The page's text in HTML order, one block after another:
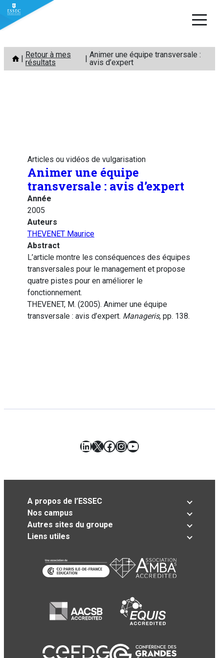
Aller
contenu
Retour à mes
résultats
Animer une équipe transversale :
avis d’expert
Articles ou vidéos de vulgarisation
Animer une équipe
transversale : avis d’expert
Année
2005
Auteurs
THEVENET Maurice
Abstract
L’article montre les conséquences des équipes
transversales pour le management et propose
quatre pistes pour en améliorer le
fonctionnement.
THEVENET, M. (2005). Animer une équipe
transversale : avis d’expert. Manageris, pp. 138.
LinkedIn
X Facebook
Instagram
YouTube
A propos de l’ESSEC
Nos campus
Autres sites du groupe
Liens utiles